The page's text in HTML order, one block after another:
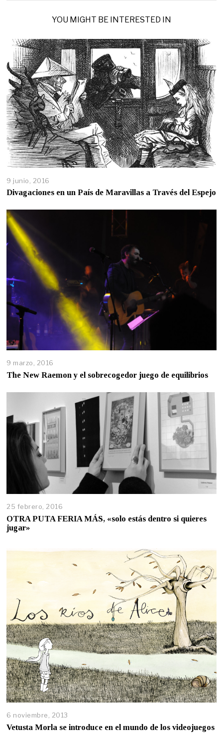
YOU MIGHT BE INTERESTED IN
9 junio, 2016
Divagaciones en un País de Maravillas a Través del Espejo
9 marzo, 2016
The New Raemon y el sobrecogedor juego de equilibrios
25 febrero, 2016
OTRA PUTA FERIA MÁS, «solo estás dentro si quieres
jugar»
6 noviembre, 2013
Vetusta Morla se introduce en el mundo de los videojuegos